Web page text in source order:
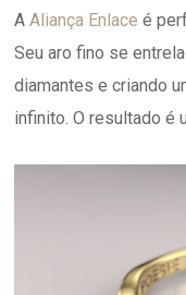
AAliança Enlace é
Seu aro fino se
diamantes e criando
infinito. O resultado é